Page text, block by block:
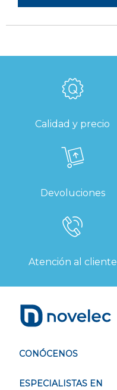
Calidad y precio
Devoluciones
Atención al cliente
CONÓCENOS
ESPECIALISTAS EN